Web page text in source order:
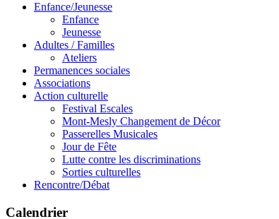
Enfance/Jeunesse
Enfance
Jeunesse
Adultes / Familles
Ateliers
Permanences sociales
Associations
Action culturelle
Festival Escales
Mont-Mesly Changement de Décor
Passerelles Musicales
Jour de Fête
Lutte contre les discriminations
Sorties culturelles
Rencontre/Débat
Calendrier